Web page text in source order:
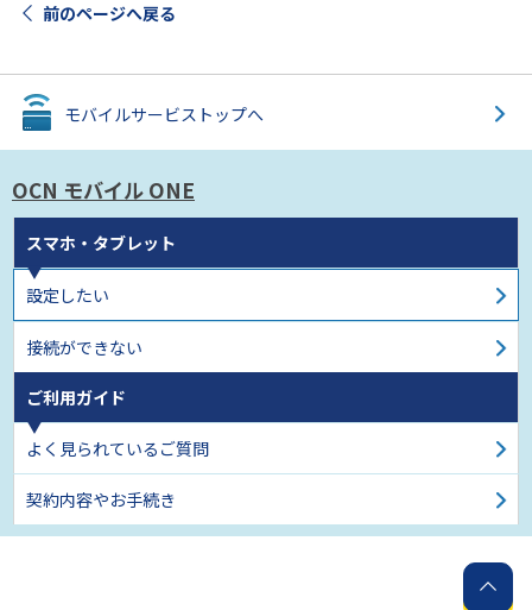
前のページへ戻る
モバイルサービス トップへ
OCN モバイル ONE
スマホ・タブレット
設定したい
接続ができない
ご利用ガイド
よく見られているご質問
契約内容やお手続き